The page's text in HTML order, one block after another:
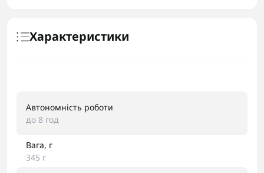
Характеристики
Автономність роботи
до 8 год
Вага, г
345 г